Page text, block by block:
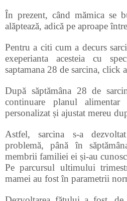
În prezent, când mămica se
alăptează, adică pe aproape
Pentru a citi cum a decurs
exeperianta acesteia cu
saptamana 28 de sarcina, click
După săptămâna 28 de
continuare planul
personalizat și ajustat mereu
Astfel, sarcina s-a
problemă, până în
membrii familiei ei și-au
Pe parcursul ultimului
mamei au fost în parametrii